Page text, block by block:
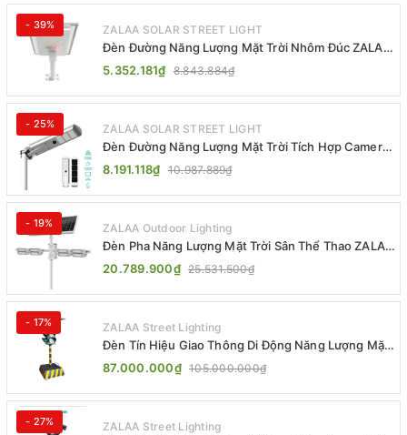
- 39% ZALAA SOLAR STREET LIGHT
Đèn Đường Năng Lượng Mặt Trời Nhôm Đúc ZALAA
ZL-BWH Cao Cấp IP65
5.352.181₫ 8.843.884₫
- 25% ZALAA SOLAR STREET LIGHT
Đèn Đường Năng Lượng Mặt Trời Tích Hợp Camera
ZALAA ZL-BJ04-CCTV (80W, IP65)
8.191.118₫ 10.987.889₫
- 19% ZALAA Outdoor Lighting
Đèn Pha Năng Lượng Mặt Trời Sân Thể Thao ZALAA
Jsc Chống Nước IP65 Cao Cấp
20.789.900₫ 25.531.500₫
- 17% ZALAA Street Lighting
Đèn Tín Hiệu Giao Thông Di Động Năng Lượng Mặt
Trời ZALAA ZL-300A-D
87.000.000₫ 105.000.000₫
- 27% ZALAA Street Lighting